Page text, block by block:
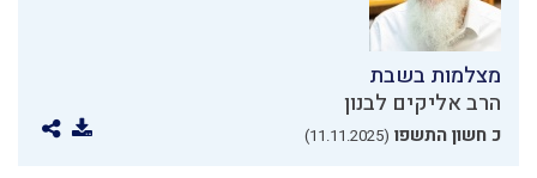
מצלמות בשבת
הרב אליקים לבנון
כ חשון התשפו (11.11.2025)